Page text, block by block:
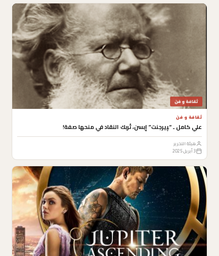
ثقافة و فن
ثقافة و فن
علي كامل ـ “ﭙيرجنت” إبسن، تُربك النقاد في منحها صفة!
هيئة التحرير
3 أبريل 2025